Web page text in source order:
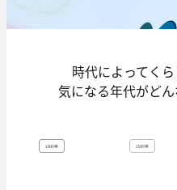
時代によってく
気になる年代がど